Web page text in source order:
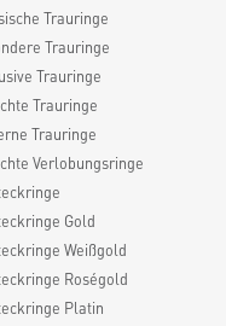
Trauringe
Trauringe
Trauringe
Trauringe
Trauringe
Verlobungsringe
Gold
Weißgold
Roségold
Platin